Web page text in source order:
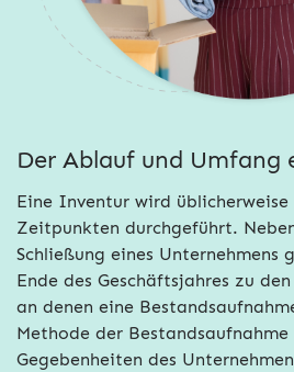
Der Ablauf und
Eine Inventur wird
Zeitpunkten durchgeführt.
Schließung eines Unternehmens
Ende des Geschäftsjahres zu
an denen eine
Methode der
Gegebenheiten des